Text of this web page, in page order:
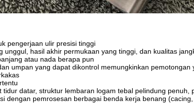
pengerjaan ulir presisi tinggi
unggul, hasil akhir permukaan yang tinggi, dan kualitas
atau nada berapa pun
umpan yang dapat dikontrol memungkinkan
tidur datar, struktur lembaran logam tebal pelindung
dengan pemrosesan berbagai benda kerja benang